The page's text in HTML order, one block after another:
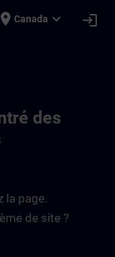
place Canada expand_more login
des
la page.
de site ?